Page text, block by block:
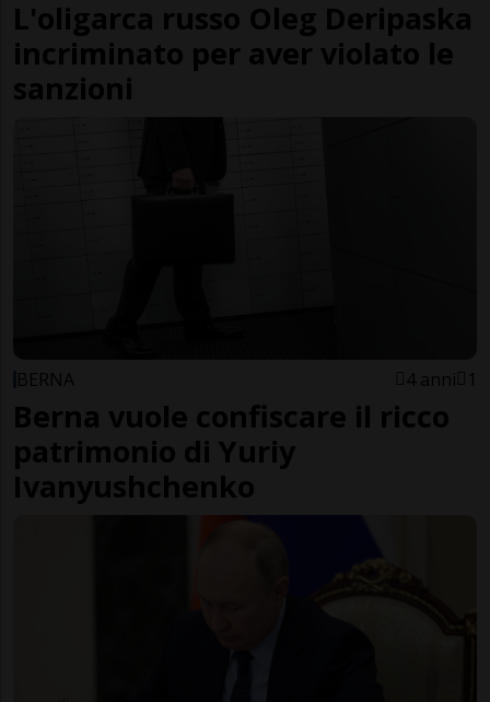
L'oligarca russo Oleg Deripaska
incriminato per aver violato le
sanzioni
BERNA 4 anni 1
Berna vuole confiscare il ricco
patrimonio di Yuriy
Ivanyushchenko